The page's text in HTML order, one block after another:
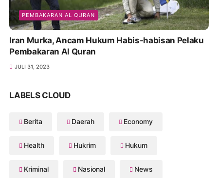
PEMBAKARAN AL QURAN
Iran Murka, Ancam Hukum Habis-habisan Pelaku
Pembakaran Al Quran
JULI 31, 2023
LABELS CLOUD
Berita Daerah Economy
Health Hukrim Hukum
Kriminal Nasional News